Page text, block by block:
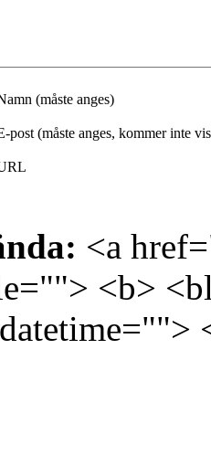
(måste anges)
post (måste anges, kommer inte
<a
<b>